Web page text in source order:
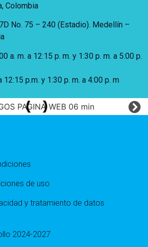
Colombia
No. 75 – 240 (Estadio). Medellín –
a. m. a 12:15 p. m. y 1:30 p. m. a 5:00 p.
12:15 p.m. y 1:30 p. m. a 4:00 p. m
de uso
y tratamiento de datos
2024-2027